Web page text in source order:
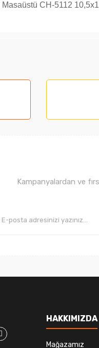
CH-5112
bilgiler bulunuyor.
Kampanyalardan ve
HAKKIMIZDA
Mağazamız